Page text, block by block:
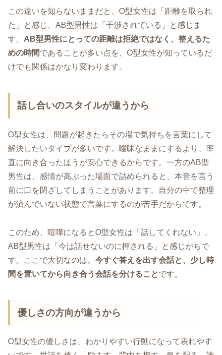
この違いを知らないままだと、O型女性は「距離を取られ
た」と感じ、AB型男性は「干渉されている」と感じま
す。 AB型男性にとっての距離は拒絶ではなく、整えるた
めの時間であることが多い点を、O型女性が知っているだ
けでも関係はかなり変わります。
話し合いのスタイルが違うから
O型女性は、問題が起きたらその場で気持ちを言葉にして
解決したいタイプが多いです。曖昧なままにするより、率
直に向き合ったほうが安心できるからです。一方のAB型
男性は、感情が高ぶった場面で詰められると、本音を言う
前に口を閉ざしてしまうことがあります。自分の中で整理
が済んでいない状態で言葉にするのが苦手だからです。
このため、喧嘩になるとO型女性は「話してくれない」、
AB型男性は「今は話せないのに押される」と感じがちで
す。ここで大切なのは、 今すぐ答えを出す会話と、少し時
間を置いてから向き合う会話を分けることです。
優しさの方向が違うから
O型女性の優しさは、わかりやすい行動になって表れやす